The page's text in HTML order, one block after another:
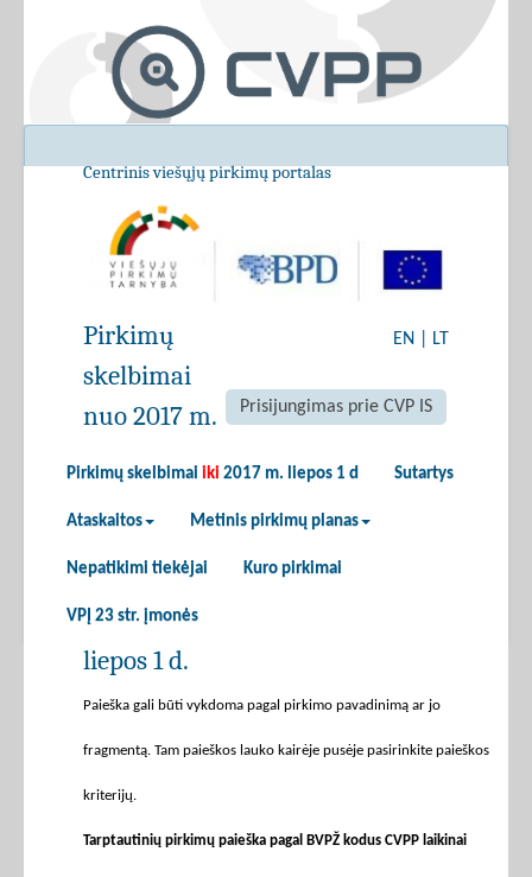
Centrinis viešųjų pirkimų portalas
EN LT
Prisijungimas prie CVP IS
Pirkimų skelbimai iki 2017 m. liepos 1 d Sutartys
Ataskaitos Metinis pirkimų planas
Nepatikimi tiekėjai Kuro pirkimai
VPĮ 23 str. įmonės
Pirkimų
skelbimai
nuo 2017 m.
liepos 1 d.
Paieška gali būti vykdoma pagal pirkimo pavadinimą ar jo
fragmentą. Tam paieškos lauko kairėje pusėje pasirinkite paieškos
kriterijų.
Tarptautinių pirkimų paieška pagal BVPŽ kodus CVPP laikinai